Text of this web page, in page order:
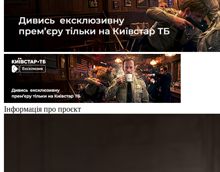
Інформація про проєкт